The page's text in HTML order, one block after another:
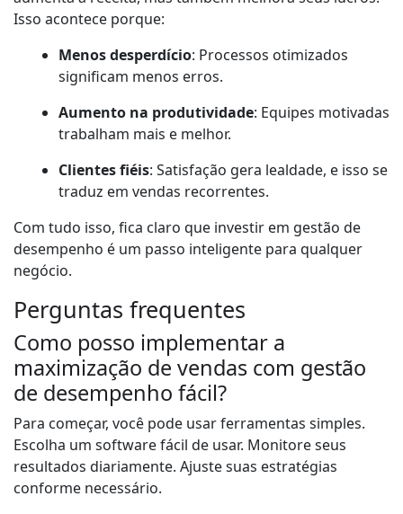
Isso acontece porque:
Menos desperdício: Processos otimizados
significam menos erros.
Aumento na produtividade: Equipes motivadas
trabalham mais e melhor.
Clientes fiéis: Satisfação gera lealdade, e isso se
traduz em vendas recorrentes.
Com tudo isso, fica claro que investir em gestão de
desempenho é um passo inteligente para qualquer
negócio.
Perguntas frequentes
Como posso implementar a
maximização de vendas com gestão
de desempenho fácil?
Para começar, você pode usar ferramentas simples.
Escolha um software fácil de usar. Monitore seus
resultados diariamente. Ajuste suas estratégias
conforme necessário.